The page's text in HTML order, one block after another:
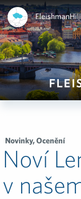
Novinky,Ocenění
Noví
v